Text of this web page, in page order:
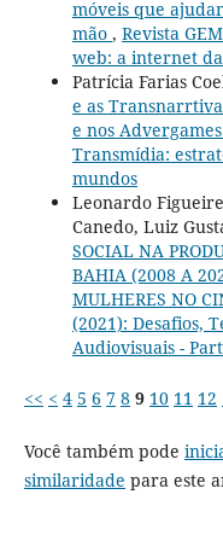
móveis que
mão , Revista
web: a internet
Patrícia Farias
e as
e nos Advergames
Transmídia:
mundos
Leonardo
Canedo, Luiz
SOCIAL NA
BAHIA (2008 A
MULHERES NO
(2021): Desafios,
Audiovisuais -
<< < 4 5 6 7 8 9 10 11 12
Você também pode
similaridade para este